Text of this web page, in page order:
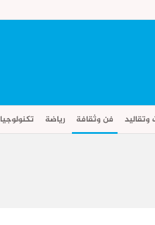
وتقاليد فن وثقافة رياضة تكنولوجيا